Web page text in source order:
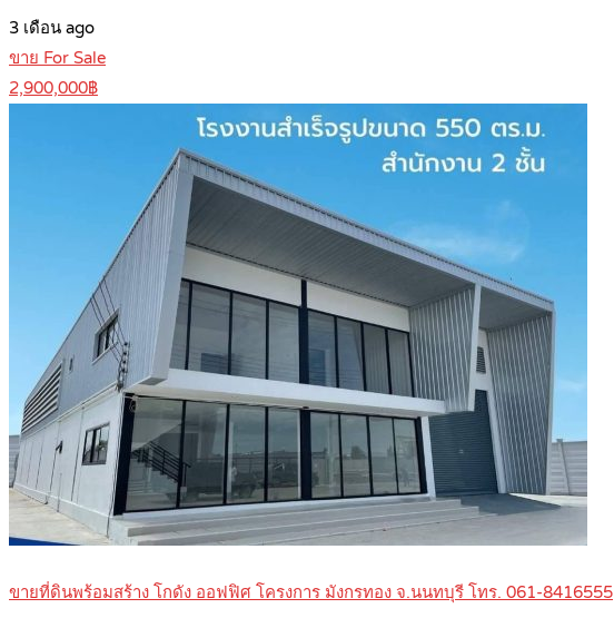
3 เดือน ago
ขาย For Sale
2,900,000฿
ขายที่ดินพร้อมสร้าง โกดัง ออฟฟิศ โครงการ มังกรทอง จ.นนทบุรี โทร. 061-8416555